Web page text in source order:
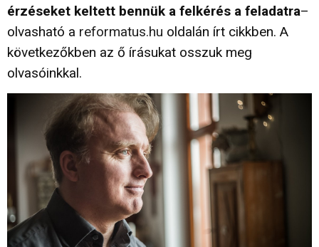
érzéseket keltett bennük a felkérés a feladatra–
olvasható a reformatus.hu oldalán írt cikkben. A
következőkben az ő írásukat osszuk meg
olvasóinkkal.